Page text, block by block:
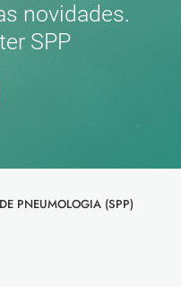
novidades.
SPP
PNEUMOLOGIA (SPP)